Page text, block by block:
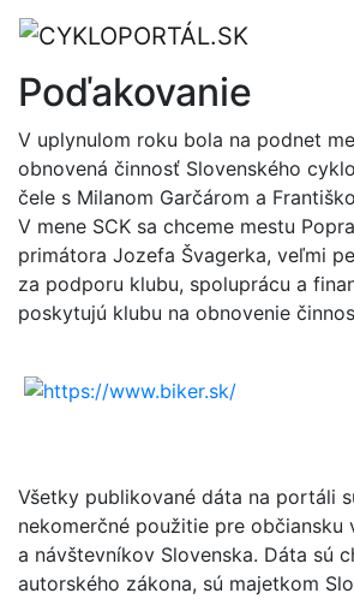
Poďakovanie
V uplynulom roku bola na podnet
obnovená činnosť Slovenského
čele s Milanom Garčárom a
V mene SCK sa chceme mestu
primátora Jozefa Švagerka, veľmi
za podporu klubu, spoluprácu a
poskytujú klubu na obnovenie
Všetky publikované dáta na portáli
nekomerčné použitie pre občiansku
a návštevníkov Slovenska. Dáta sú
autorského zákona, sú majetkom